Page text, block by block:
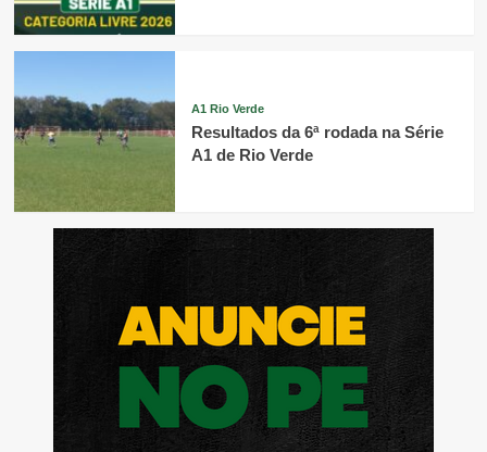
A1 Rio Verde
Resultados da 6ª rodada na Série
A1 de Rio Verde